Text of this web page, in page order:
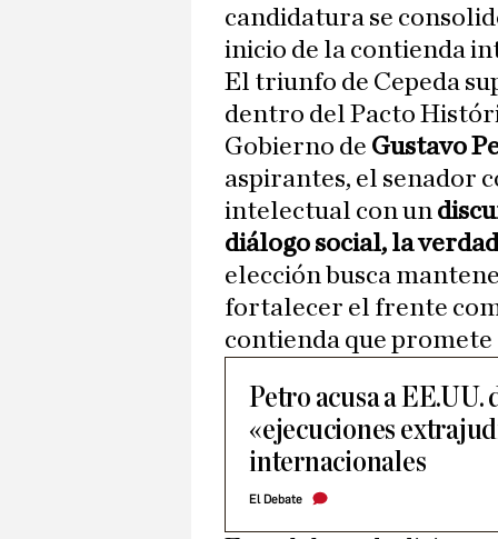
candidatura se
inicio de la contienda
El triunfo de Cepeda
dentro del Pacto
Gobierno de Gustavo
aspirantes, el senador
intelectual con un
diálogo social, la
elección busca
fortalecer el frente
contienda que
Petro acusa a EE.UU.
«ejecuciones
internacionales
El Debate